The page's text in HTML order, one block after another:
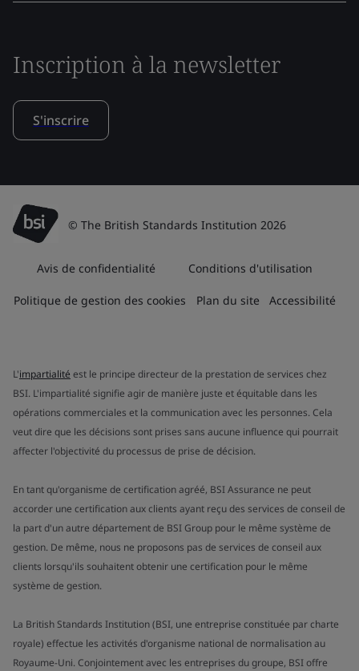
Inscription à la newsletter
S'inscrire
© The British Standards Institution 2026
Avis de confidentialité Conditions d'utilisation
Politique de gestion des cookies Plan du site Accessibilité
L'impartialité est le principe directeur de la prestation de services chez
BSI. L'impartialité signifie agir de manière juste et équitable dans les
opérations commerciales et la communication avec les personnes. Cela
veut dire que les décisions sont prises sans aucune influence qui pourrait
affecter l'objectivité du processus de prise de décision.
En tant qu'organisme de certification agréé, BSI Assurance ne peut
accorder une certification aux clients ayant reçu des services de conseil de
la part d'un autre département de BSI Group pour le même système de
gestion. De même, nous ne proposons pas de services de conseil aux
clients lorsqu'ils souhaitent obtenir une certification pour le même
système de gestion.
La British Standards Institution (BSI, une entreprise constituée par charte
royale) effectue les activités d'organisme national de normalisation au
Royaume-Uni. Conjointement avec les entreprises du groupe, BSI offre